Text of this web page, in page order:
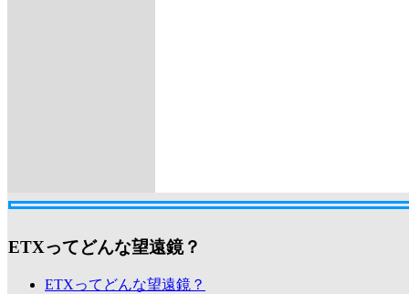
ETXってどんな望遠鏡？
ETXってどんな望遠鏡？